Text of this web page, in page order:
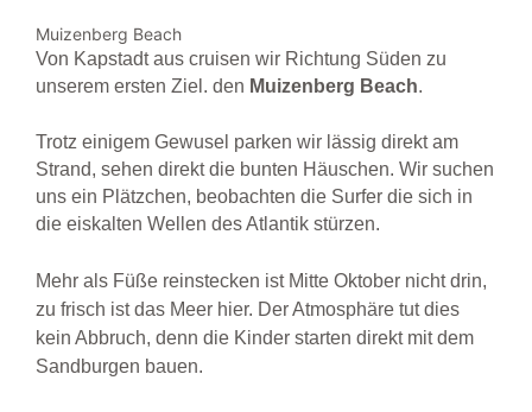
Muizenberg Beach
Von Kapstadt aus cruisen wir Richtung Süden zu
unserem ersten Ziel. den Muizenberg Beach.
Trotz einigem Gewusel parken wir lässig direkt am
Strand, sehen direkt die bunten Häuschen. Wir suchen
uns ein Plätzchen, beobachten die Surfer die sich in
die eiskalten Wellen des Atlantik stürzen.
Mehr als Füße reinstecken ist Mitte Oktober nicht drin,
zu frisch ist das Meer hier. Der Atmosphäre tut dies
kein Abbruch, denn die Kinder starten direkt mit dem
Sandburgen bauen.